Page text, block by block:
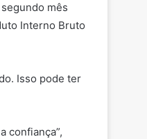
mês
Interno Bruto
Isso pode ter
confiança”,